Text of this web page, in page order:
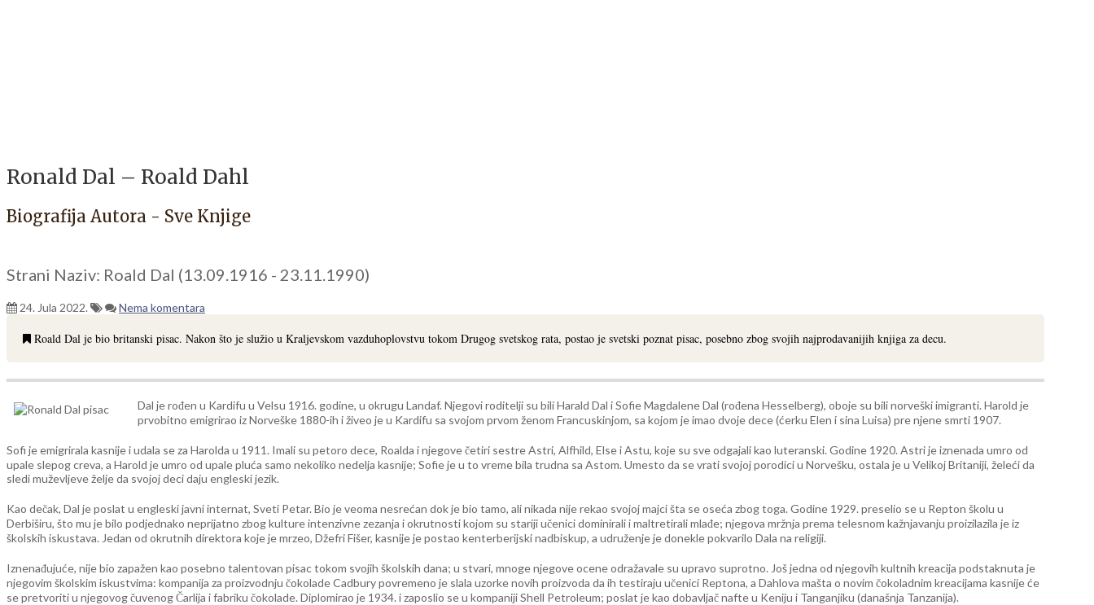
Ronald Dal – Roald Dahl
Biografija Autora - Sve Knjige
Strani Naziv: Roald Dal (13.09.1916 - 23.11.1990)
24. Jula 2022. Nema komentara
Roald Dal je bio britanski pisac. Nakon što je služio u Kraljevskom vazduhoplovstvu tokom Drugog svetskog rata, postao je svetski poznat pisac, posebno zbog svojih najprodavanijih knjiga za decu.
Dal je rođen u Kardifu u Velsu 1916. godine, u okrugu Landaf. Njegovi roditelji su bili Harald Dal i Sofie Magdalene Dal (rođena Hesselberg), oboje su bili norveški imigranti. Harold je
prvobitno emigrirao iz Norveške 1880-ih i živeo je u Kardifu sa svojom prvom ženom Francuskinjom, sa kojom je imao dvoje dece (ćerku Elen i sina Luisa) pre njene smrti 1907.
Sofi je emigrirala kasnije i udala se za Harolda u 1911. Imali su petoro dece, Roalda i njegove četiri sestre Astri, Alfhild, Else i Astu, koje su sve odgajali kao luteranski. Godine 1920. Astri je iznenada umro od
upale slepog creva, a Harold je umro od upale pluća samo nekoliko nedelja kasnije; Sofie je u to vreme bila trudna sa Astom. Umesto da se vrati svojoj porodici u Norvešku, ostala je u Velikoj Britaniji, želeći da
sledi muževljeve želje da svojoj deci daju engleski jezik.
Kao dečak, Dal je poslat u engleski javni internat, Sveti Petar. Bio je veoma nesrećan dok je bio tamo, ali nikada nije rekao svojoj majci šta se oseća zbog toga. Godine 1929. preselio se u Repton školu u
Derbiširu, što mu je bilo podjednako neprijatno zbog kulture intenzivne zezanja i okrutnosti kojom su stariji učenici dominirali i maltretirali mlađe; njegova mržnja prema telesnom kažnjavanju proizilazila je iz
školskih iskustava. Jedan od okrutnih direktora koje je mrzeo, Džefri Fišer, kasnije je postao kenterberijski nadbiskup, a udruženje je donekle pokvarilo Dala na religiji.
Iznenađujuće, nije bio zapažen kao posebno talentovan pisac tokom svojih školskih dana; u stvari, mnoge njegove ocene odražavale su upravo suprotno. Još jedna od njegovih kultnih kreacija podstaknuta je
njegovim školskim iskustvima: kompanija za proizvodnju čokolade Cadbury povremeno je slala uzorke novih proizvoda da ih testiraju učenici Reptona, a Dahlova mašta o novim čokoladnim kreacijama kasnije će
se pretvoriti u njegovog čuvenog Čarlija i fabriku čokolade. Diplomirao je 1934. i zaposlio se u kompaniji Shell Petroleum; poslat je kao dobavljač nafte u Keniju i Tanganjiku (današnja Tanzanija).